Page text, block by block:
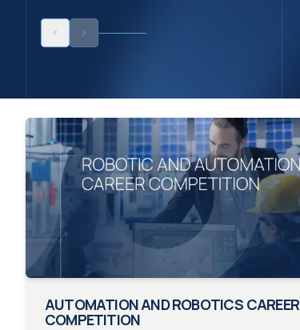
AUTOMATION AND ROBOTICS CAREER
COMPETITION